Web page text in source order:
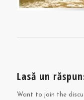
Lasă un
Want to join the